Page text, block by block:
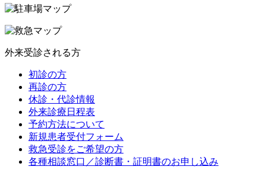
外来受診される方
初診の方
再診の方
休診・代診情報
外来診療日程表
予約方法について
新規患者受付フォーム
救急受診をご希望の方
各種相談窓口／診断書・証明書のお申し込み